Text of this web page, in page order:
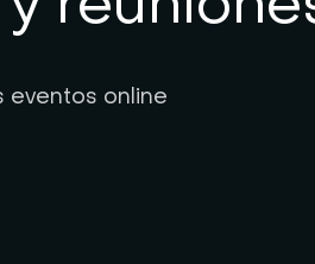
eventos online